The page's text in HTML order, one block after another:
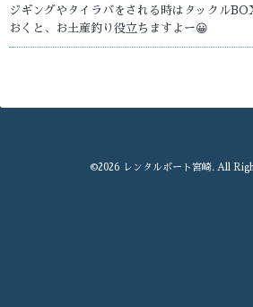
ジギングやタイラバをされる時はタックル
おくと、お土産釣り役立ちますよー😀
©2026 レンタルボート宮崎. All